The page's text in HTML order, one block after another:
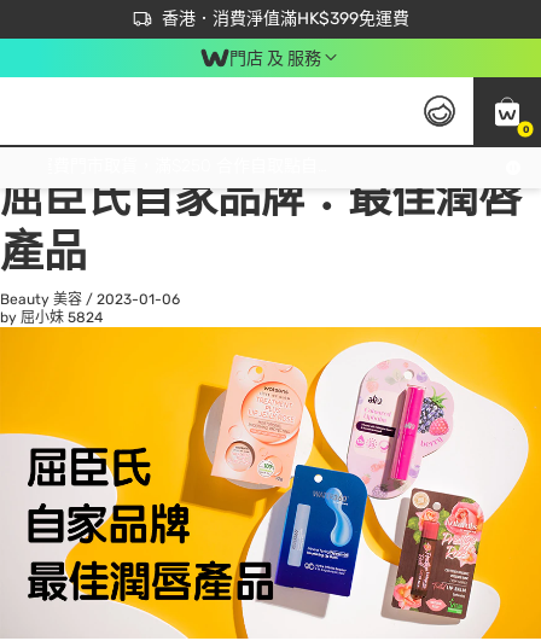
香港．消費淨值滿HK$399免運費
立即成為易賞錢會員盡享獨家優惠
首次APP下單買滿$450 輸入 NEWAPP 即減$50
門店 及 服務
0
All
屈臣氏自家品牌：最佳潤唇
產品
Beauty 美容 / 2023-01-06
by 屈小妹 5824